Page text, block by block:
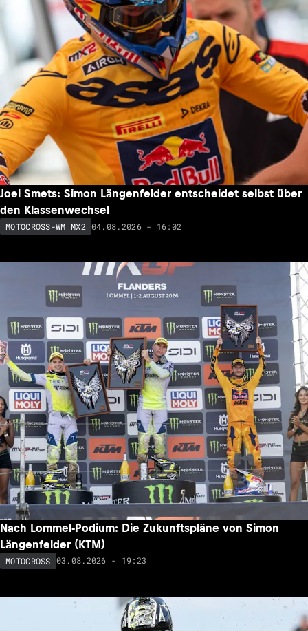
Joel Smets: Simon Längenfelder entscheidet selbst über
den Klassenwechsel
MOTOCROSS-WM MX2 04.08.2026 - 16:02
Nach Lommel-Podium: Die Zukunftspläne von Simon
Längenfelder (KTM)
MOTOCROSS 03.08.2026 - 19:23